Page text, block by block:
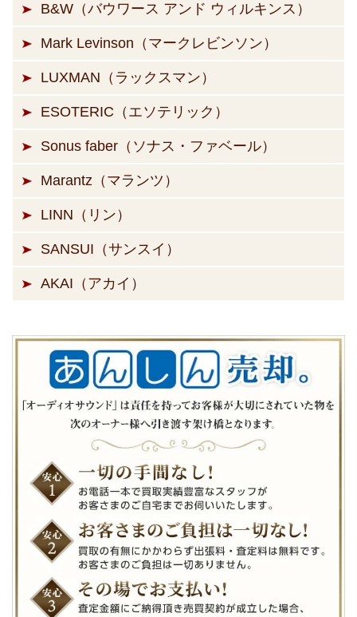
B&W（バウワース アンド ウィルキンス）
Mark Levinson（マークレビンソン）
LUXMAN（ラックスマン）
ESOTERIC（エソテリック）
Sonus faber（ソナス・ファベール）
Marantz（マランツ）
LINN（リン）
SANSUI（サンスイ）
AKAI（アカイ）